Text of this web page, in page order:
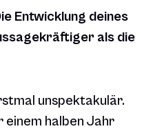
Entwicklung deines
als die
unspektakulär.
einem halben Jahr